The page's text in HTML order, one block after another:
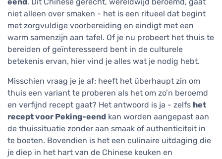
niet alleen over smaken - het is een ritueel dat begint
met zorgvuldige voorbereiding en eindigt met een
warm samenzijn aan tafel. Of je nu probeert het thuis te
bereiden of geïnteresseerd bent in de culturele
betekenis ervan, hier vind je alles wat je nodig hebt.
Misschien vraag je je af: heeft het überhaupt zin om
thuis een variant te proberen als het om zo’n beroemd
en verfijnd recept gaat? Het antwoord is ja - zelfs het
recept voor Peking-eend kan worden aangepast aan
de thuissituatie zonder aan smaak of authenticiteit in
te boeten. Bovendien is het een culinaire uitdaging die
je diep in het hart van de Chinese keuken en